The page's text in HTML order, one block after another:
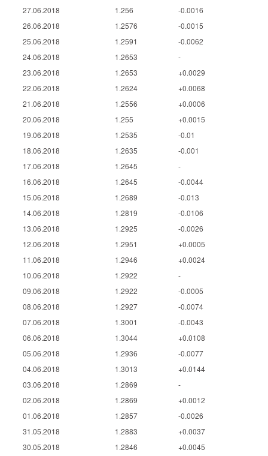
27.06.2018
1.256
-0.0016
26.06.2018
1.2576
-0.0015
25.06.2018
1.2591
-0.0062
24.06.2018
1.2653
-
23.06.2018
1.2653
+0.0029
22.06.2018
1.2624
+0.0068
21.06.2018
1.2556
+0.0006
20.06.2018
1.255
+0.0015
19.06.2018
1.2535
-0.01
18.06.2018
1.2635
-0.001
17.06.2018
1.2645
-
16.06.2018
1.2645
-0.0044
15.06.2018
1.2689
-0.013
14.06.2018
1.2819
-0.0106
13.06.2018
1.2925
-0.0026
12.06.2018
1.2951
+0.0005
11.06.2018
1.2946
+0.0024
10.06.2018
1.2922
-
09.06.2018
1.2922
-0.0005
08.06.2018
1.2927
-0.0074
07.06.2018
1.3001
-0.0043
06.06.2018
1.3044
+0.0108
05.06.2018
1.2936
-0.0077
04.06.2018
1.3013
+0.0144
03.06.2018
1.2869
-
02.06.2018
1.2869
+0.0012
01.06.2018
1.2857
-0.0026
31.05.2018
1.2883
+0.0037
30.05.2018
1.2846
+0.0045